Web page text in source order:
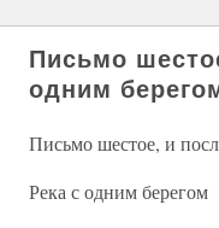
Письмо
одним
Письмо шестое, и
Река с одним берегом